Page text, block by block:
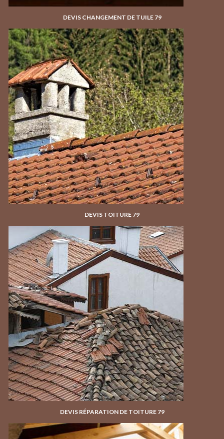
DEVIS CHANGEMENT DE TUILE 79
DEVIS TOITURE 79
DEVIS RÉPARATION DE TOITURE 79